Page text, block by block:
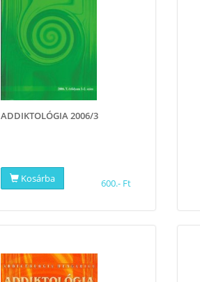
ADDIKTOLÓGIA 2006/3
Kosárba 600.- Ft